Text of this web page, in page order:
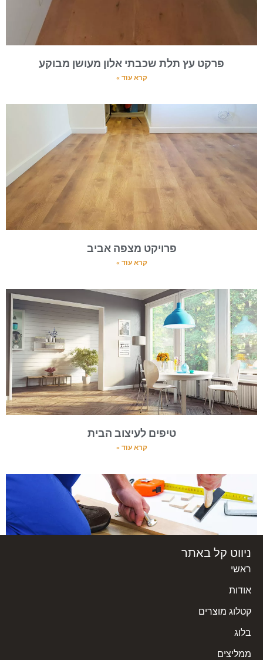
פרקט עץ תלת שכבתי אלון מעושן מבוקע
קרא עוד »
פרויקט מצפה אביב
קרא עוד »
טיפים לעיצוב הבית
קרא עוד »
ניווט קל באתר
ראשי
אודות
קטלוג מוצרים
בלוג
ממליצים